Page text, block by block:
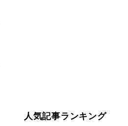
人気記事ランキング